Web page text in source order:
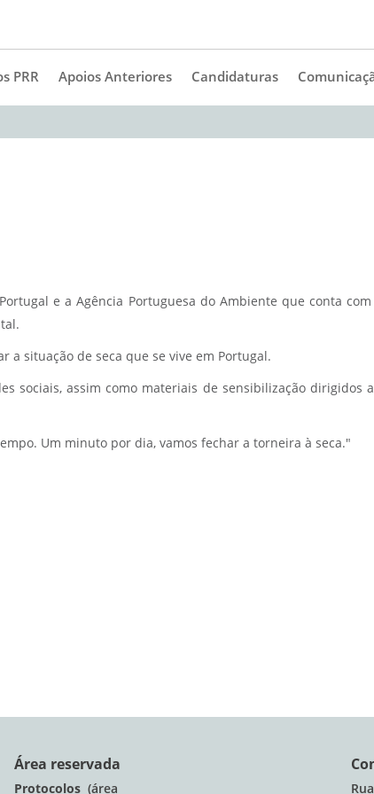
PRR Apoios Anteriores Candidaturas
e a Agência Portuguesa do Ambiente que conta
a situação de seca que se vive em Portugal.
sociais, assim como materiais de sensibilização dirigidos
Um minuto por dia, vamos fechar a torneira à seca."
Área reservada
Protocolos (área